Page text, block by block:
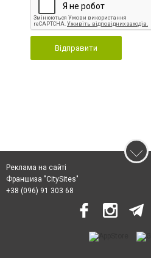
Відправити
Реклама на сайті
Франшиза "CitySites"
+38 (096) 91 303 68